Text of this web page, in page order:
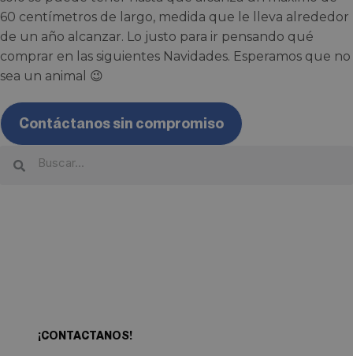
60 centímetros de largo, medida que le lleva alrededor
de un año alcanzar. Lo justo para ir pensando qué
comprar en las siguientes Navidades. Esperamos que no
sea un animal 😉
Contáctanos sin compromiso
¡CONTACTANOS!